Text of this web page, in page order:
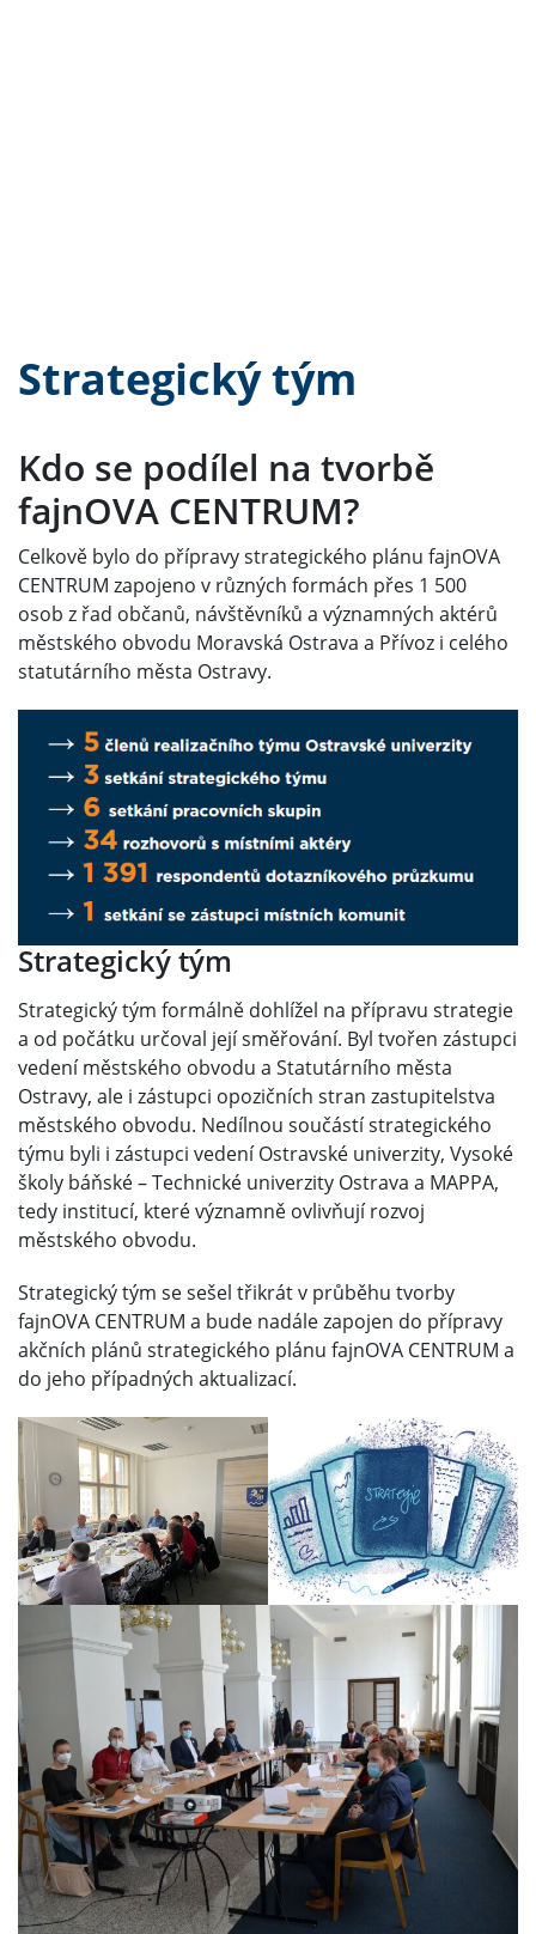
Strategický tým
Kdo se podílel na tvorbě
fajnOVA CENTRUM?
Celkově bylo do přípravy strategického plánu fajnOVA
CENTRUM zapojeno v různých formách přes 1 500
osob z řad občanů, návštěvníků a významných aktérů
městského obvodu Moravská Ostrava a Přívoz i celého
statutárního města Ostravy.
Strategický tým
Strategický tým formálně dohlížel na přípravu strategie
a od počátku určoval její směřování. Byl tvořen zástupci
vedení městského obvodu a Statutárního města
Ostravy, ale i zástupci opozičních stran zastupitelstva
městského obvodu. Nedílnou součástí strategického
týmu byli i zástupci vedení Ostravské univerzity, Vysoké
školy báňské – Technické univerzity Ostrava a MAPPA,
tedy institucí, které významně ovlivňují rozvoj
městského obvodu.
Strategický tým se sešel třikrát v průběhu tvorby
fajnOVA CENTRUM a bude nadále zapojen do přípravy
akčních plánů strategického plánu fajnOVA CENTRUM a
do jeho případných aktualizací.